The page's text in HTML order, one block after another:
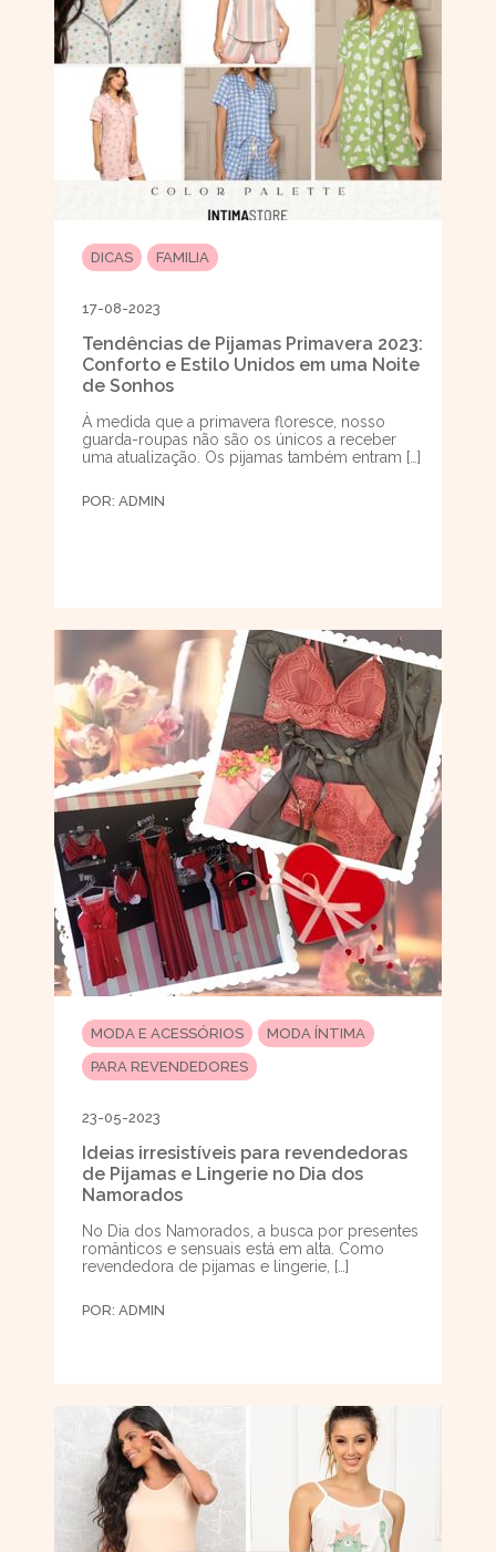
DICAS FAMILIA
17-08-2023
Tendências de Pijamas Primavera 2023:
Conforto e Estilo Unidos em uma Noite
de Sonhos
À medida que a primavera floresce, nosso
guarda-roupas não são os únicos a receber
uma atualização. Os pijamas também entram […]
POR: ADMIN
MODA E ACESSÓRIOS
MODA ÍNTIMA
PARA REVENDEDORES
23-05-2023
Ideias irresistíveis para revendedoras
de Pijamas e Lingerie no Dia dos
Namorados
No Dia dos Namorados, a busca por presentes
românticos e sensuais está em alta. Como
revendedora de pijamas e lingerie, […]
POR: ADMIN